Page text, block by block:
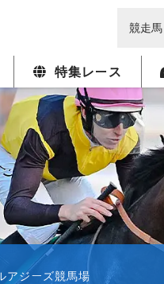
特集レース
ジーズ競馬場